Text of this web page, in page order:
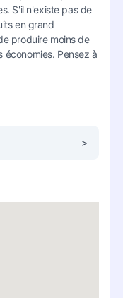
S'il n'existe pas de
en grand
produire moins de
économies. Pensez à
>